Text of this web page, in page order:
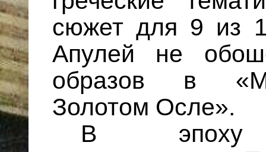
сюжет для 9 из
Апулей не
образов в
Золотом Осле».
В эпоху